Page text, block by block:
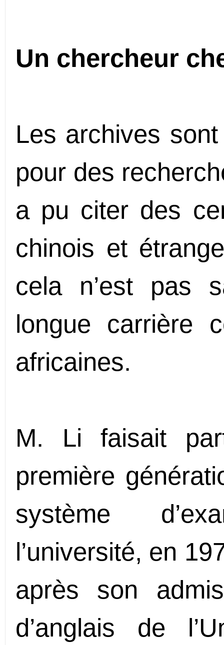
Un chercheur
Les archives
pour des
a pu citer des
chinois et
cela n’est pas
longue carrière
africaines.
M. Li faisait
première
système
l’université, en
après son
d’anglais de